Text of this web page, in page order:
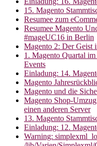
15. Magento
Resumee zum
Resumee Magento
#mageUC16 in Berlin
Magento 2: Der Geist
1. Magento Quartal
Events
Einladung: 14.
Magento
Magento und die
Magento Shop-
einen anderen Server
13. Magento
Einladung: 12.
Warning: